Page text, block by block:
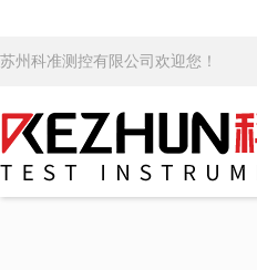
苏州科准测控有限公司欢迎您！